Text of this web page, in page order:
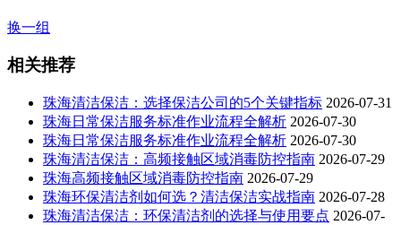
换一组
相关推荐
珠海清洁保洁：选择保洁公司的5个关键指标 2026-07-31
珠海日常保洁服务标准作业流程全解析 2026-07-30
珠海日常保洁服务标准作业流程全解析 2026-07-30
珠海清洁保洁：高频接触区域消毒防控指南 2026-07-29
珠海高频接触区域消毒防控指南 2026-07-29
珠海环保清洁剂如何选？清洁保洁实战指南 2026-07-28
珠海清洁保洁：环保清洁剂的选择与使用要点 2026-07-